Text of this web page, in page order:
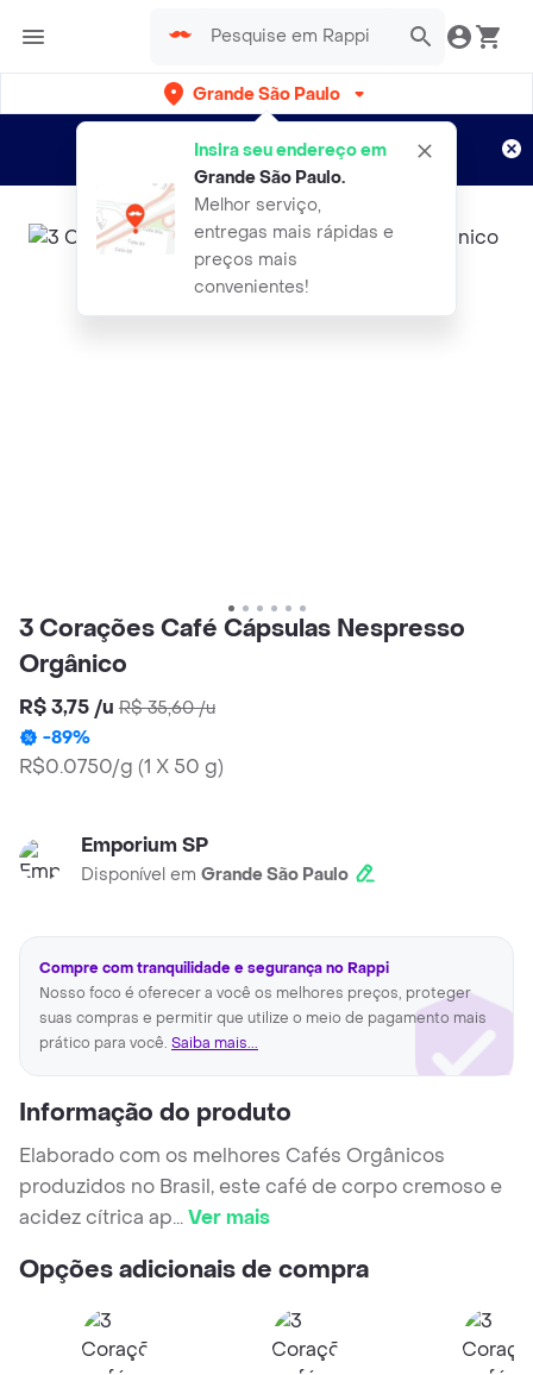
Grande São Paulo
Insira seu endereço em
Grande São Paulo.
Melhor serviço,
entregas mais rápidas e
preços mais
convenientes!
Entregas grátis por 15 dias!
Aplicam T&C
3 Corações Café Cápsulas Nespresso
Orgânico
R$ 3,75 /u R$ 35,60/u
-89%
R$0.0750/g (1 X 50 g)
Emporium SP
Disponível em Grande São Paulo
Compre com tranquilidade e segurança no Rappi
Nosso foco é oferecer a você os melhores preços, proteger
suas compras e permitir que utilize o meio de pagamento mais
prático para você. Saiba mais...
Informação do produto
Elaborado com os melhores Cafés Orgânicos
produzidos no Brasil, este café de corpo cremoso e
acidez cítrica ap...Ver mais
Opções adicionais de compra